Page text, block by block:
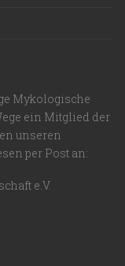
Mykologische
ein Mitglied der
unseren
per Post an:
e.V.